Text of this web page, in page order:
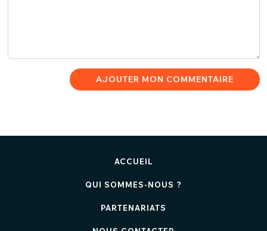
AJOUTER MON COMMENTAIRE
ACCUEIL
QUI SOMMES-NOUS ?
PARTENARIATS